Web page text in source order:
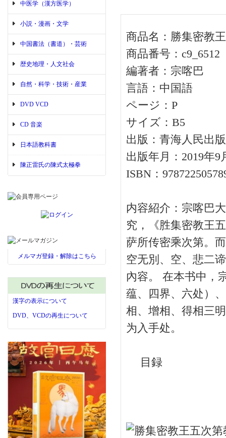
中医学（漢方医学）
小説・漫画・文学
中国書法（書道）・芸術
歴史地理・人文社会
自然・科学・技術・産業
DVD VCD
CD 音楽
日本語教科書
陳正雷氏の陳式太極拳
メルマガ登録・解除はこちら
漢字の表示について
DVD、VCDの再生について
商品名：勝集密教
商品番号：c9_6512
編著者：宗喀巴
言語：中国語
ページ：P
サイズ：B5
出版：青海人民出
出版年月：2019年9
ISBN：
内容紹介：宗喀巴
究，《胜集密教王
萨所传密乘次第。
空无別、空、悲二
內容。 在本书中，
蕴、四界、六处）
相、增相、得相三
为入手处。
目録